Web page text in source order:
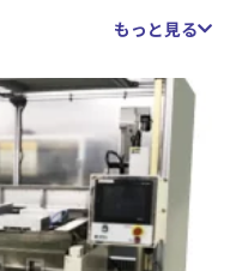
ートクレーブ）です。
もっと見る